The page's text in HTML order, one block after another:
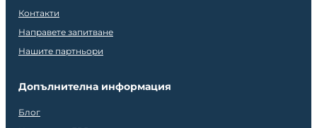
Контакти
Направете запитване
Нашите партньори
Допълнителна информация
Блог